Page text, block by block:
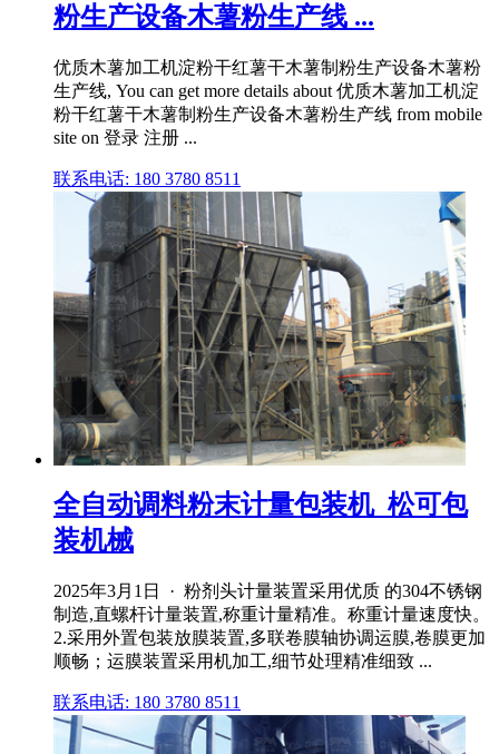
粉生产设备木薯粉生产线 ...
优质木薯加工机淀粉干红薯干木薯制粉生产设备木薯粉
生产线, You can get more details about 优质木薯加工机淀
粉干红薯干木薯制粉生产设备木薯粉生产线 from mobile
site on 登录 注册 ...
联系电话: 180 3780 8511
全自动调料粉末计量包装机_松可包
装机械
2025年3月1日 · 粉剂头计量装置采用优质 的304不锈钢
制造,直螺杆计量装置,称重计量精准。称重计量速度快。
2.采用外置包装放膜装置,多联卷膜轴协调运膜,卷膜更加
顺畅；运膜装置采用机加工,细节处理精准细致 ...
联系电话: 180 3780 8511